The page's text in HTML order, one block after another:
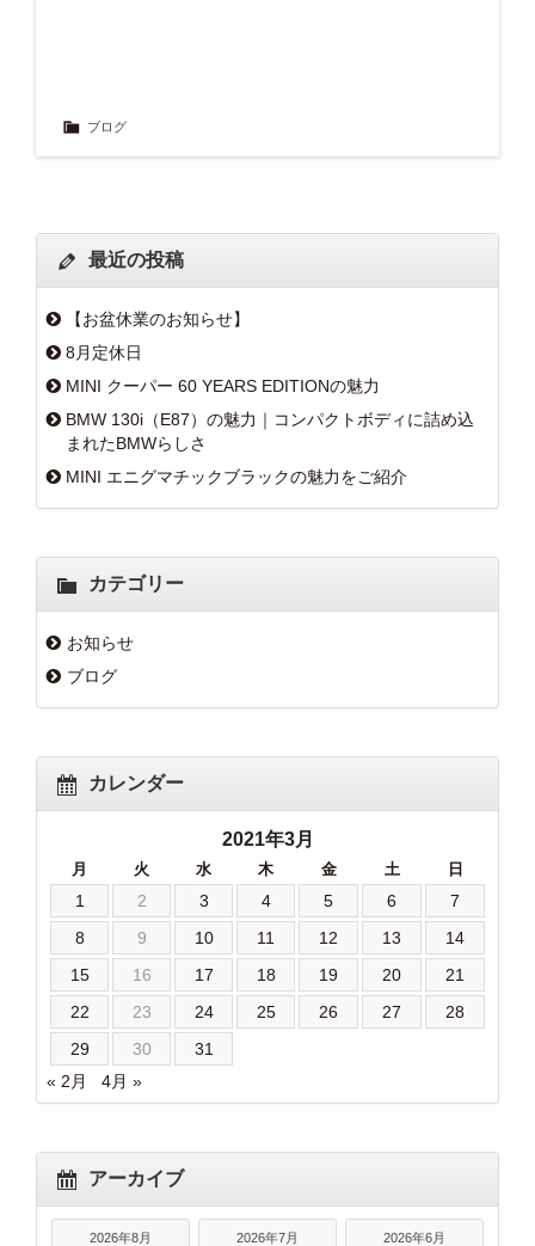
ブログ
最近の投稿
【お盆休業のお知らせ】
8月定休日
MINI クーパー 60 YEARS EDITIONの魅力
BMW 130i（E87）の魅力｜コンパクトボディに詰め込
まれたBMWらしさ
MINI エニグマチックブラックの魅力をご紹介
カテゴリー
お知らせ
ブログ
カレンダー
2021年3月
月 火 水 木 金 土 日
1 2 3 4 5 6
7
8
9 10 11 12 13
14
15
16 17 18 19 20
21
22
23 24 25 26 27
28
29
30
31
« 2月
4月 »
アーカイブ
2026年8月 2026年7月 2026年6月